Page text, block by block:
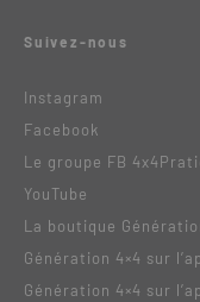
Suivez-nous
Instagram
Facebook
Le groupe FB
YouTube
La boutique
Génération 4×4 sur
Génération 4×4 sur